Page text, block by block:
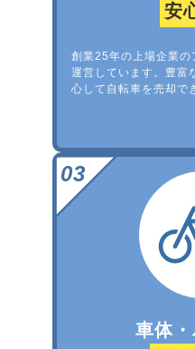
安
創業25年の上場企業の
運営しています。豊富
心して自転車を売却で
車体